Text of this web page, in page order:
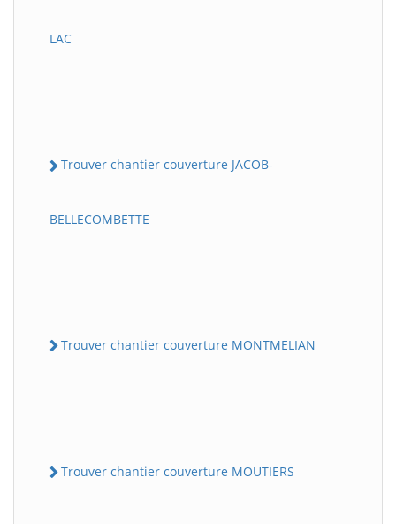
LAC
Trouver chantier couverture JACOB-
BELLECOMBETTE
Trouver chantier couverture MONTMELIAN
Trouver chantier couverture MOUTIERS